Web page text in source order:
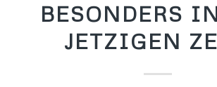
BESONDERS
JETZIGEN